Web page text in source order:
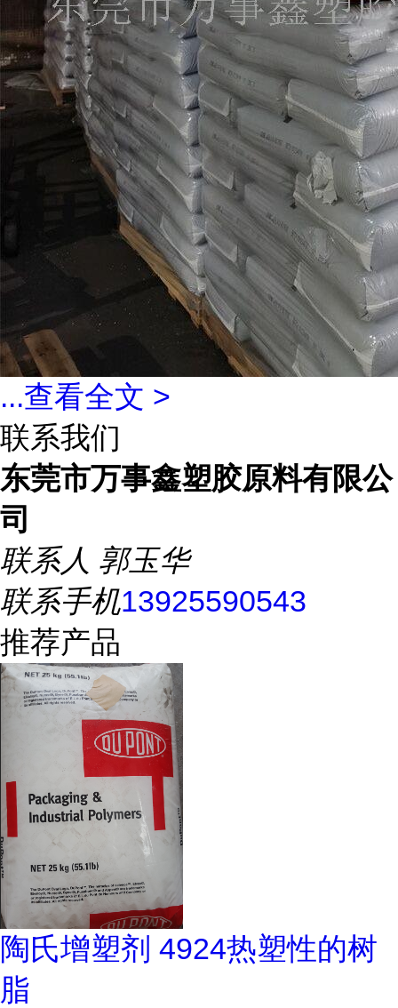
...查看全文 >
联系我们
东莞市万事鑫塑胶原料有限公
司
联系人 郭玉华
联系手机13925590543
推荐产品
陶氏增塑剂 4924热塑性的树
脂